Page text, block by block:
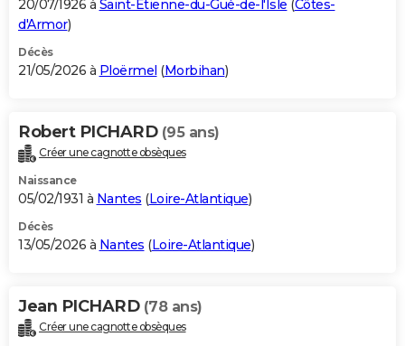
20/07/1926 à Saint-Étienne-du-Gué-de-l'Isle (Côtes-
d'Armor)
Décès
21/05/2026 à Ploërmel (Morbihan)
Robert PICHARD (95 ans)
Créer une cagnotte obsèques
Naissance
05/02/1931 à Nantes (Loire-Atlantique)
Décès
13/05/2026 à Nantes (Loire-Atlantique)
Jean PICHARD (78 ans)
Créer une cagnotte obsèques